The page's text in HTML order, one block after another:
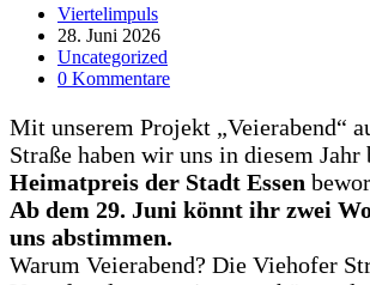
Beitrags-
Autor:
Viertelimpuls
Beitrag
veröffentlicht:
28. Juni 2026
Beitrags-
Kategorie:
Uncategorized
Beitrags-
0 Kommentare
Mit unserem Projekt „Veierabend“
Straße haben wir uns in diesem Jahr
Heimatpreis der Stadt Essen
Ab dem 29. Juni könnt ihr zwei
uns abstimmen.
Warum Veierabend? Die Viehofer